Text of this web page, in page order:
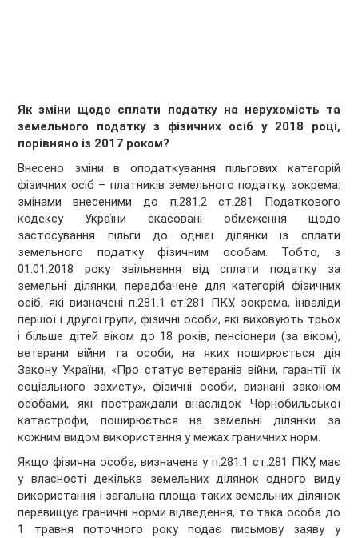
Як зміни щодо сплати податку на нерухомість та
земельного податку з фізичних осіб у 2018 році,
порівняно із 2017 роком?
Внесено зміни в оподаткування пільгових категорій
фізичних осіб – платників земельного податку, зокрема:
змінами внесеними до п.281.2 ст.281 Податкового
кодексу України скасовані обмеження щодо
застосування пільги до однієї ділянки із сплати
земельного податку фізичним особам. Тобто, з
01.01.2018 року звільнення від сплати податку за
земельні ділянки, передбачене для категорій фізичних
осіб, які визначені п.281.1 ст.281 ПКУ, зокрема, інваліди
першої і другої групи, фізичні особи, які виховують трьох
і більше дітей віком до 18 років, пенсіонери (за віком),
ветерани війни та особи, на яких поширюється дія
Закону України, «Про статус ветеранів війни, гарантії їх
соціального захисту», фізичні особи, визнані законом
особами, які постраждали внаслідок Чорнобильської
катастрофи, поширюється на земельні ділянки за
кожним видом використання у межах граничних норм.
Якщо фізична особа, визначена у п.281.1 ст.281 ПКУ, має
у власності декілька земельних ділянок одного виду
використання і загальна площа таких земельних ділянок
перевищує граничні норми відведення, то така особа до
1 травня поточного року подає письмову заяву у